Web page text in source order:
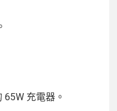
65W 充電器。